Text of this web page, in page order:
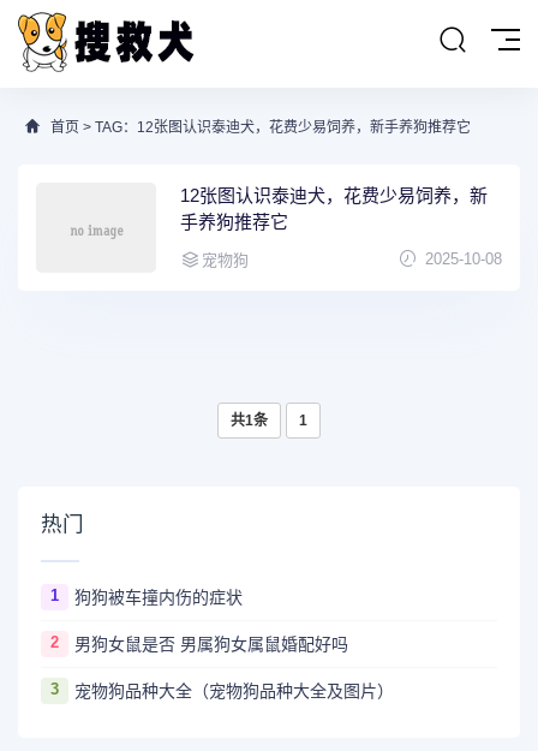
首页 > TAG：12张图认识泰迪犬，花费少易饲养，新手养狗推荐它
12张图认识泰迪犬，花费少易饲养，新
手养狗推荐它
宠物狗 2025-10-08
共1条 1
热门
1 狗狗被车撞内伤的症状
2 男狗女鼠是否 男属狗女属鼠婚配好吗
3 宠物狗品种大全（宠物狗品种大全及图片）